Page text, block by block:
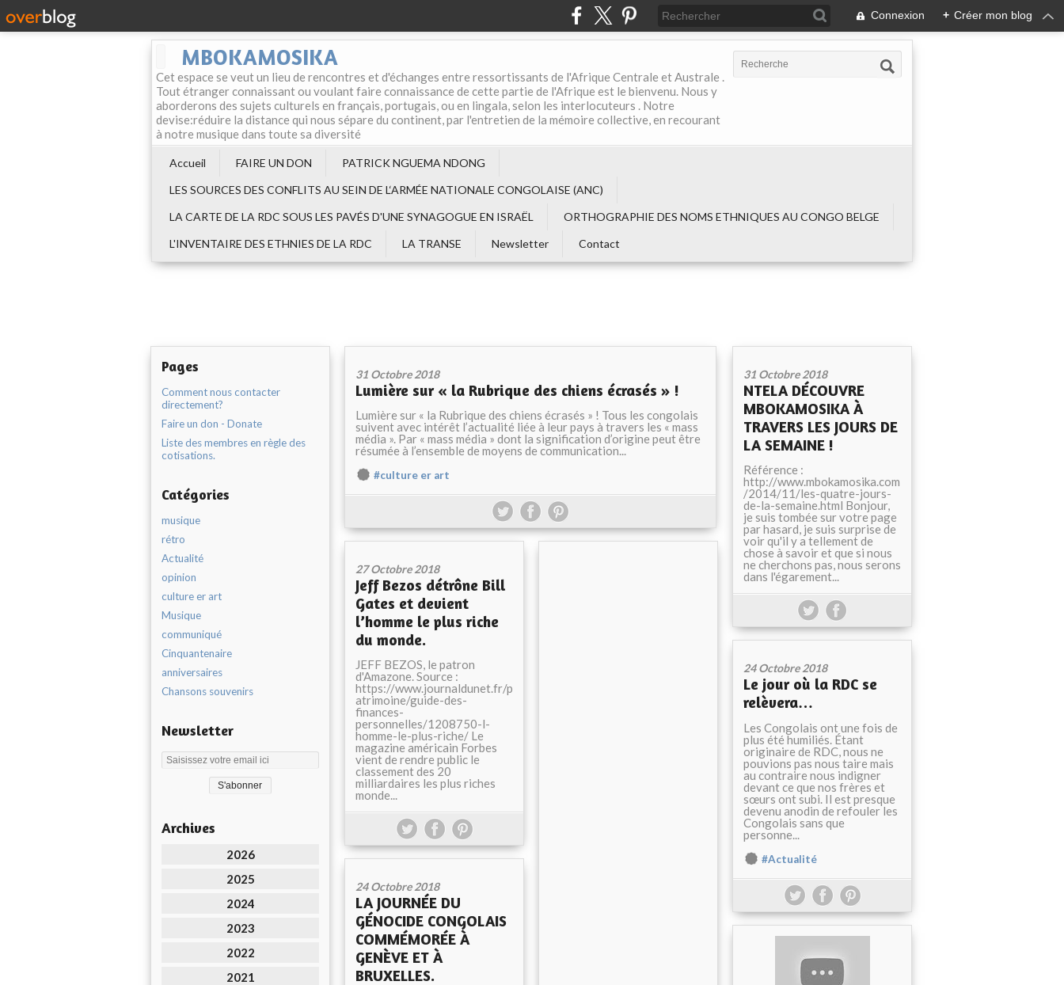
Connexion + Créer mon blog
MBOKAMOSIKA
Cet espace se veut un lieu de rencontres et d'échanges entre ressortissants de l'Afrique Centrale et Australe .
Tout étranger connaissant ou voulant faire connaissance de cette partie de l'Afrique est le bienvenu. Nous y
aborderons des sujets culturels en français, portugais, ou en lingala, selon les interlocuteurs . Notre
devise:réduire la distance qui nous sépare du continent, par l'entretien de la mémoire collective, en recourant
à notre musique dans toute sa diversité
Accueil FAIRE UN DON
PATRICK NGUEMA NDONG
LES SOURCES DES CONFLITS AU SEIN DE L‘ARMÉE NATIONALE CONGOLAISE (ANC)
LA CARTE DE LA RDC SOUS LES PAVÉS D'UNE SYNAGOGUE EN ISRAËL
ORTHOGRAPHIE DES NOMS ETHNIQUES AU CONGO BELGE
L'INVENTAIRE DES ETHNIES DE LA RDC
LA TRANSE Newsletter Contact
Pages
Comment nous contacter
directement?
Faire un don - Donate
Liste des membres en règle des
cotisations.
Catégories
musique
rétro
Actualité
opinion
culture er art
Musique
communiqué
Cinquantenaire
anniversaires
Chansons souvenirs
Newsletter
Archives
2026
2025
2024
2023
2022
2021
31 Octobre 2018
Lumière sur « la Rubrique des chiens écrasés » !
Lumière sur « la Rubrique des chiens écrasés » ! Tous les congolais
suivent avec intérêt l’actualité liée à leur pays à travers les « mass
média ». Par « mass média » dont la signification d’origine peut être
résumée à l’ensemble de moyens de communication...
#culture er art
31 Octobre 2018
NTELA DÉCOUVRE
MBOKAMOSIKA À
TRAVERS LES JOURS DE
LA SEMAINE !
Référence :
http://www.mbokamosika.com
/2014/11/les-quatre-jours-
de-la-semaine.html Bonjour,
je suis tombée sur votre page
par hasard, je suis surprise de
voir qu'il y a tellement de
chose à savoir et que si nous
ne cherchons pas, nous serons
dans l'égarement...
27 Octobre 2018
Jeff Bezos détrône Bill
Gates et devient
l’homme le plus riche
du monde.
JEFF BEZOS, le patron
d'Amazone. Source :
https://www.journaldunet.fr/p
atrimoine/guide-des-
finances-
personnelles/1208750-l-
homme-le-plus-riche/ Le
magazine américain Forbes
vient de rendre public le
classement des 20
milliardaires les plus riches
monde...
24 Octobre 2018
Le jour où la RDC se
relèvera…
Les Congolais ont une fois de
plus été humiliés. Étant
originaire de RDC, nous ne
pouvions pas nous taire mais
au contraire nous indigner
devant ce que nos frères et
sœurs ont subi. Il est presque
devenu anodin de refouler les
Congolais sans que
personne...
#Actualité
24 Octobre 2018
LA JOURNÉE DU
GÉNOCIDE CONGOLAIS
COMMÉMORÉE À
GENÈVE ET À
BRUXELLES.